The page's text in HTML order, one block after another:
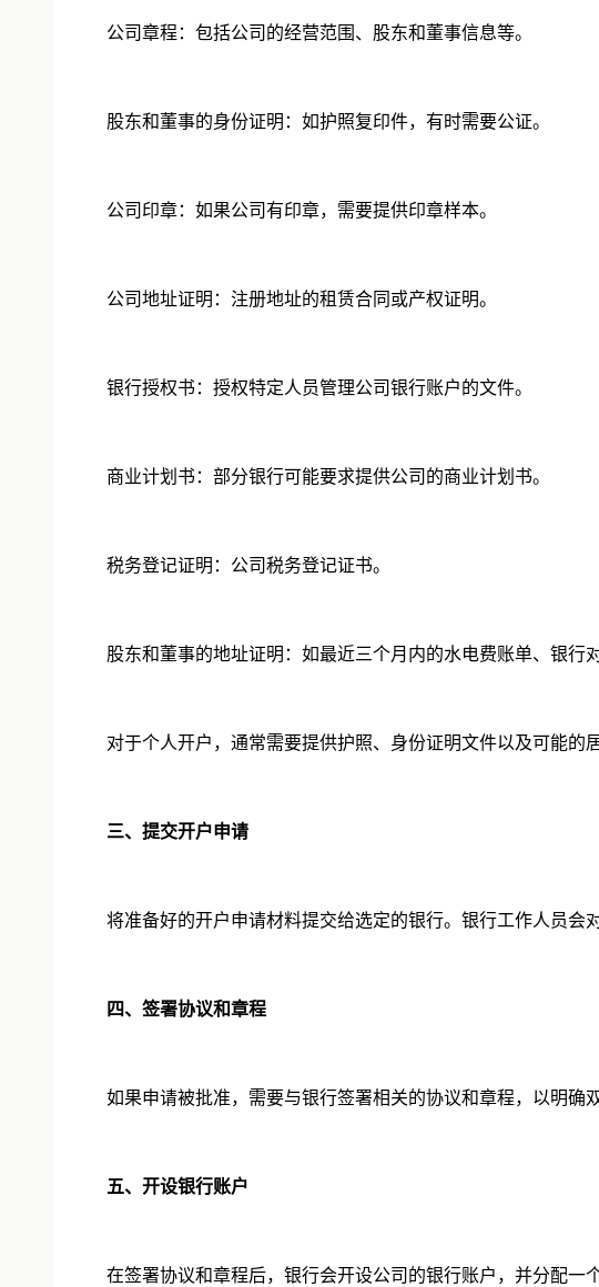
公司章程：包括公司的经营范围、股东和董事信息等。
股东和董事的身份证明：如护照复印件，有时需要公证。
公司印章：如果公司有印章，需要提供印章样本。
公司地址证明：注册地址的租赁合同或产权证明。
银行授权书：授权特定人员管理公司银行账户的文件。
商业计划书：部分银行可能要求提供公司的商业计划书。
税务登记证明：公司税务登记证书。
股东和董事的地址证明：如最近三个月内的水电费账单、银行对
对于个人开户，通常需要提供护照、身份证明文件以及可能的居
三、提交开户申请
将准备好的开户申请材料提交给选定的银行。银行工作人员会
四、签署协议和章程
如果申请被批准，需要与银行签署相关的协议和章程，以明确双
五、开设银行账户
在签署协议和章程后，银行会开设公司的银行账户，并分配一